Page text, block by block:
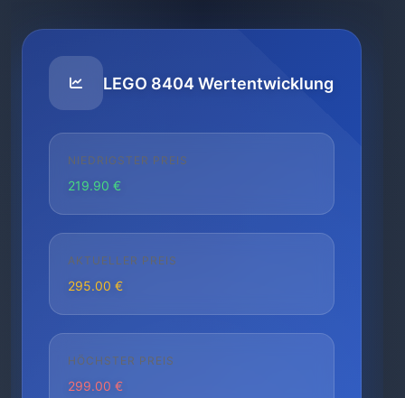
LEGO 8404 Wertentwicklung
NIEDRIGSTER PREIS
219.90 €
AKTUELLER PREIS
295.00 €
HÖCHSTER PREIS
299.00 €